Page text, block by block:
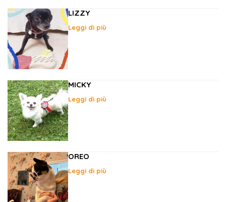
LIZZY
Leggi di più
MICKY
Leggi di più
OREO
Leggi di più